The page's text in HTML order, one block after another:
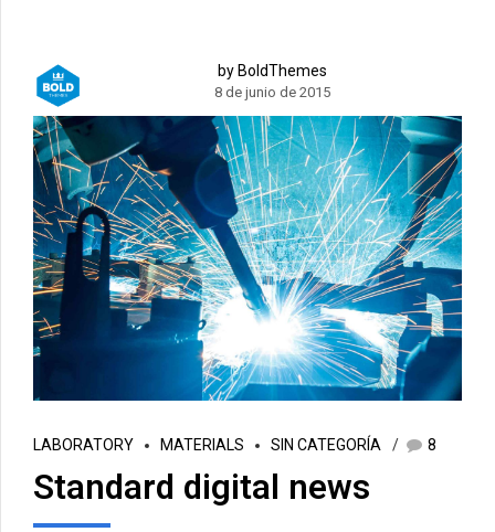
by BoldThemes
8 de junio de 2015
LABORATORY MATERIALS SIN CATEGORÍA 8
Standard digital news